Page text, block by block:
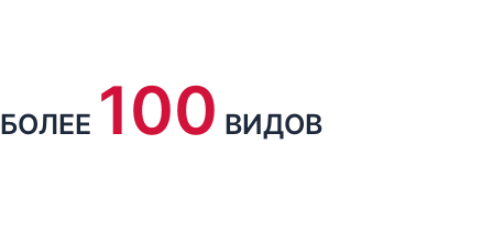
БОЛЕЕ 100 ВИДОВ